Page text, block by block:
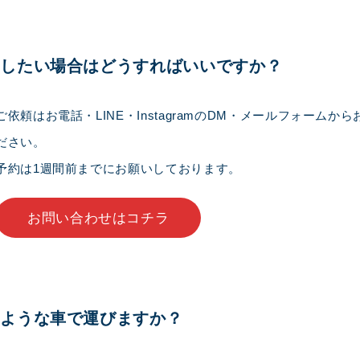
たい場合はどうすればいいですか？
依頼はお電話・LINE・InstagramのDM・メールフォームから
さい。
約は1週間前までにお願いしております。
お問い合わせはコチラ
うな車で運びますか？